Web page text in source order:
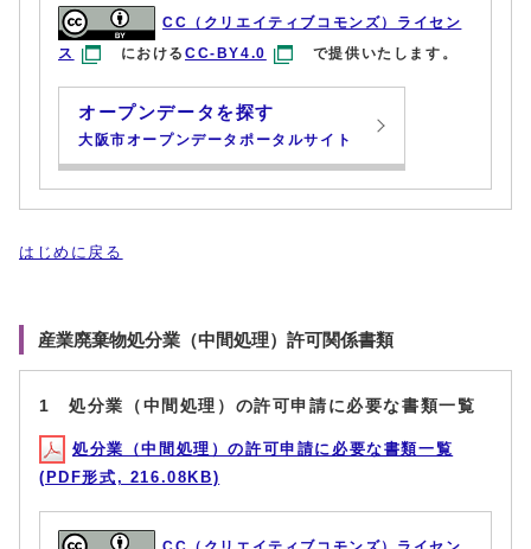
CC（クリエイティブコモンズ）ライセン
ス
におけるCC-BY4.0 で提供いたします。
オープンデータを探す
大阪市オープンデータポータルサイト
はじめに戻る
産業廃棄物処分業（中間処理）許可関係書類
1 処分業（中間処理）の許可申請に必要な書類一覧
処分業（中間処理）の許可申請に必要な書類一覧
(PDF形式, 216.08KB)